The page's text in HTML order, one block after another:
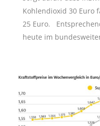
Kohlendioxid 30
25 Euro.
heute im